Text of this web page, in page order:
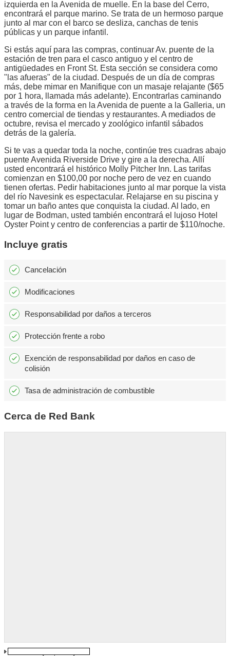
izquierda en la Avenida de muelle. En la base del Cerro,
encontrará el parque marino. Se trata de un hermoso parque
junto al mar con el barco se desliza, canchas de tenis
públicas y un parque infantil.
Si estás aquí para las compras, continuar Av. puente de la
estación de tren para el casco antiguo y el centro de
antigüedades en Front St. Esta sección se considera como
"las afueras" de la ciudad. Después de un día de compras
más, debe mimar en Manifique con un masaje relajante ($65
por 1 hora, llamada más adelante). Encontrarlas caminando
a través de la forma en la Avenida de puente a la Galleria, un
centro comercial de tiendas y restaurantes. A mediados de
octubre, revisa el mercado y zoológico infantil sábados
detrás de la galería.
Si te vas a quedar toda la noche, continúe tres cuadras abajo
puente Avenida Riverside Drive y gire a la derecha. Allí
usted encontrará el histórico Molly Pitcher Inn. Las tarifas
comienzan en $100,00 por noche pero de vez en cuando
tienen ofertas. Pedir habitaciones junto al mar porque la vista
del río Navesink es espectacular. Relajarse en su piscina y
tomar un baño antes que conquista la ciudad. Al lado, en
lugar de Bodman, usted también encontrará el lujoso Hotel
Oyster Point y centro de conferencias a partir de $110/noche.
Incluye gratis
Cancelación
Modificaciones
Responsabilidad por daños a terceros
Protección frente a robo
Exención de responsabilidad por daños en caso de
colisión
Tasa de administración de combustible
Cerca de Red Bank